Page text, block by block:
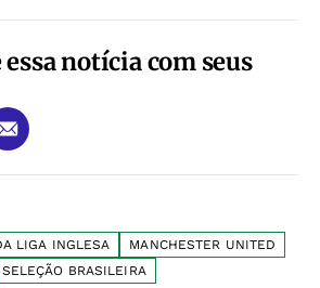
notícia com seus
LIGA INGLESA
MANCHESTER UNITED
SELEÇÃO BRASILEIRA